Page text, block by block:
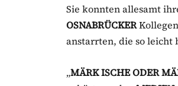
Sie konnten allesamt
OSNABRÜCKER
anstarrten, die so leicht
„MÄRK ISCHE ODER